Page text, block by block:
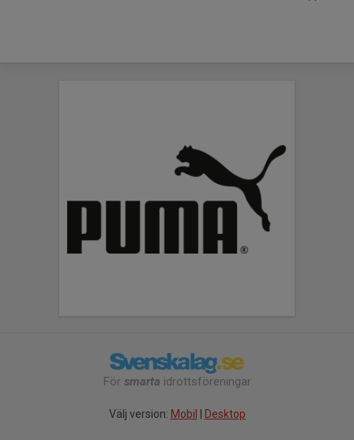
För smarta idrottsföreningar
Välj version: Mobil Desktop